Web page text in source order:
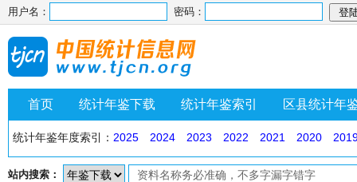
用户名： 密码：
首页 统计年鉴下载 统计年鉴索引 区县统计年
统计年鉴年度索引： 2025 2024 2023 2022 2021 2020
站内搜索：